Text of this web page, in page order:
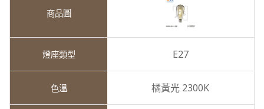
E27
橘黃光 2300K